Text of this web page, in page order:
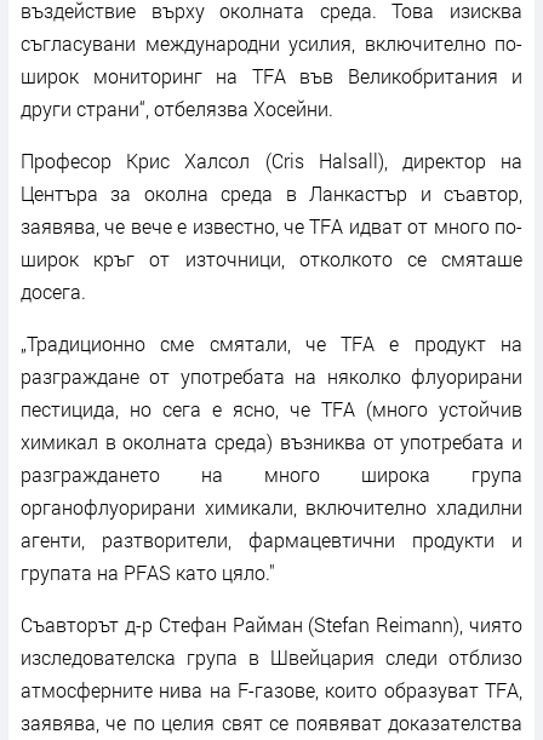
въздействие върху околната среда. Това изисква
съгласувани международни усилия, включително по-
широк мониторинг на TFA във Великобритания и
други страни“, отбелязва Хосейни.
Професор Крис Халсол (Cris Halsall), директор на
Центъра за околна среда в Ланкастър и съавтор,
заявява, че вече е известно, че TFA идват от много по-
широк кръг от източници, отколкото се смяташе
досега.
„Традиционно сме смятали, че TFA е продукт на
разграждане от употребата на няколко флуорирани
пестицида, но сега е ясно, че TFA (много устойчив
химикал в околната среда) възниква от употребата и
разграждането на много широка група
органофлуорирани химикали, включително хладилни
агенти, разтворители, фармацевтични продукти и
групата на PFAS като цяло."
Съавторът д-р Стефан Райман (Stefan Reimann), чиято
изследователска група в Швейцария следи отблизо
атмосферните нива на F-газове, които образуват TFA,
заявява, че по целия свят се появяват доказателства